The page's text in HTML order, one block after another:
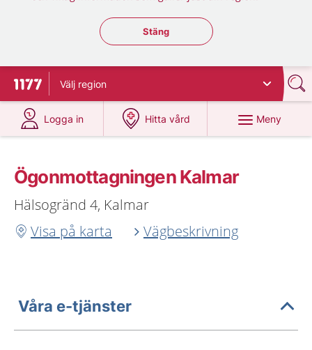
Stäng regionsväljaren
Stäng
Till startsidan för 1177
Välj region
Logga in
på 1177.se
Hitta vård
på 1177.se
Meny
Ögonmottagningen Kalmar
Hälsogränd 4, Kalmar
Visa på karta
Vägbeskrivning
Våra e-tjänster